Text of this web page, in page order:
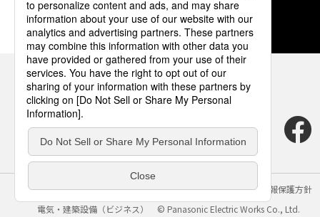
サイトのご利用にあたって クッキーポリシー
個人情報保護方針
電気・建築設備（ビジネス）
© Panasonic Electric Works Co., Ltd.